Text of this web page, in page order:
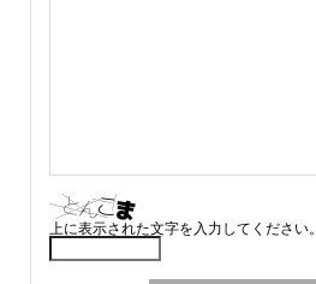
上に表示された文字を入力してください。